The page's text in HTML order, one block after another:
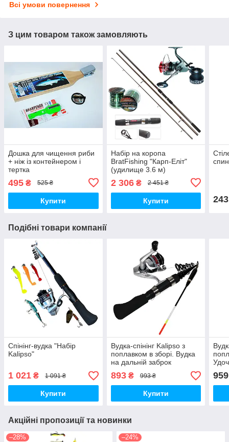
Всі умови повернення
З цим товаром також замовляють
Дошка для чищення риби
+ ніж із контейнером і
тертка
495 ₴ 525 ₴
Купити
Набір на коропа
BratFishing "Карп-Еліт"
(удилище 3.6 м)
2 306₴ 2 451 ₴
Купити 243
Подібні товари компанії
Спінінг-вудка "Набір
Kalipso"
1 021 ₴ 1 091 ₴
Купити
Вудка-спінінг Kalipso з
поплавком в зборі. Вудка
на дальній заброк
893₴ 993 ₴
Купити
959
Акційні пропозиції та новинки
–28% –24%